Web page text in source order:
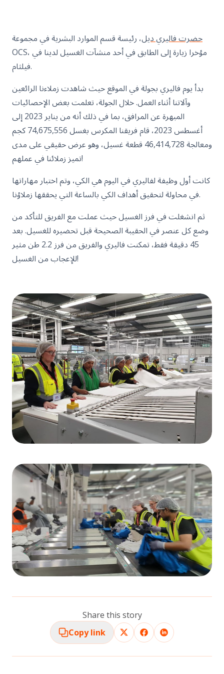
حضرت فاليري ديل، رئيسة قسم الموارد البشرية في مجموعة
OCS، مؤخرا زيارة إلى الطابق في أحد منشآت الغسيل لدينا في
فيلثام.
بدأ يوم فاليري بجولة في الموقع حيث شاهدت زملاءنا الرائعين
وآلاتنا أثناء العمل. خلال الجولة، تعلمت بعض الإحصائيات
المبهرة عن المرافق، بما في ذلك أنه من يناير 2023 إلى
أغسطس 2023، قام فريقنا المكرس بغسل 74,675,556 كجم
ومعالجة 46,414,728 قطعة غسيل، وهو عرض حقيقي على مدى
تميز زملائنا في عملهم!
كانت أول وظيفة لفاليري في اليوم هي الكي، وتم اختبار مهاراتها
في محاولة لتحقيق أهداف الكي بالساعة التي يحققها زملاؤنا.
ثم انشغلت في فرز الغسيل حيث عملت مع الفريق للتأكد من
وضع كل عنصر في الحقيبة الصحيحة قبل تحضيره للغسيل. بعد
45 دقيقة فقط، تمكنت فاليري والفريق من فرز 2.2 طن مثير
للإعجاب من الغسيل!
Share this story
Copy link